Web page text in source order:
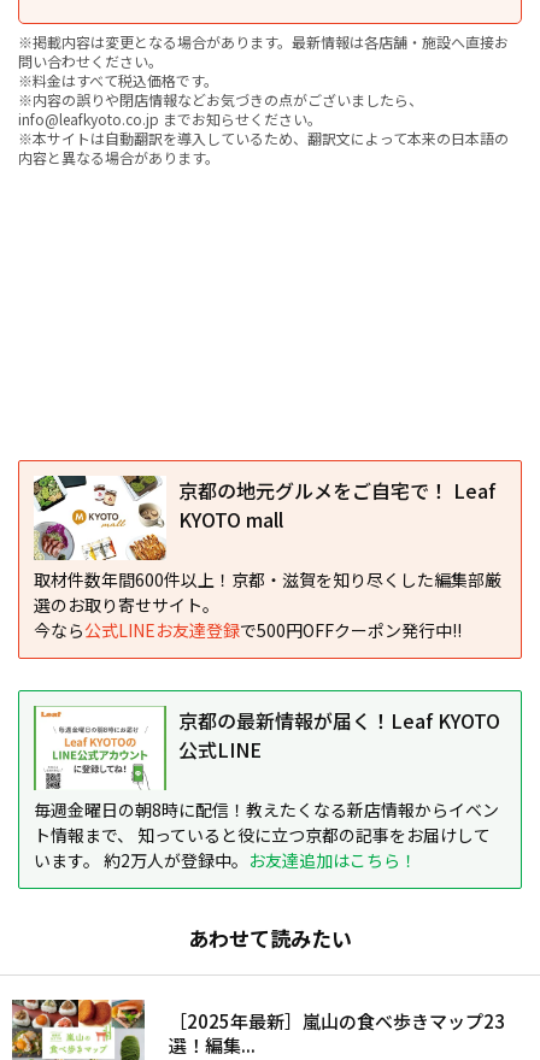
※掲載内容は変更となる場合があります。最新情報は各店舗・施設へ直接お
問い合わせください。
※料金はすべて税込価格です。
※内容の誤りや閉店情報などお気づきの点がございましたら、
info@leafkyoto.co.jp までお知らせください。
※本サイトは自動翻訳を導入しているため、翻訳文によって本来の日本語の
内容と異なる場合があります。
京都の地元グルメをご自宅で！ Leaf
KYOTO mall
取材件数年間600件以上！京都・滋賀を知り尽くした編集部厳
選のお取り寄せサイト。
今なら公式LINEお友達登録で500円OFFクーポン発行中!!
京都の最新情報が届く！Leaf KYOTO
公式LINE
毎週金曜日の朝8時に配信！教えたくなる新店情報からイベン
ト情報まで、 知っていると役に立つ京都の記事をお届けして
います。 約2万人が登録中。 お友達追加はこちら！
あわせて読みたい
［2025年最新］嵐山の食べ歩きマップ23
選！編集...